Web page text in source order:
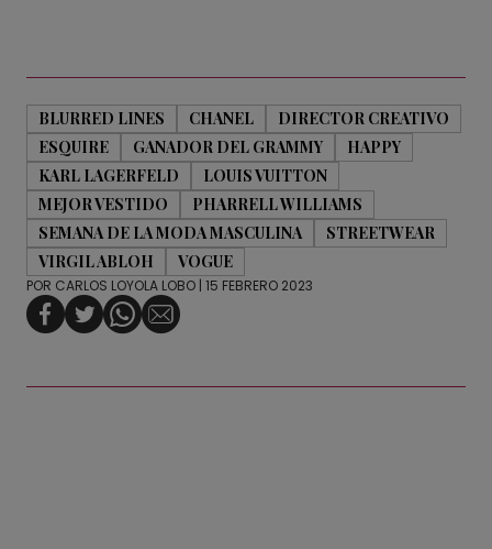
BLURRED LINES CHANEL
DIRECTOR CREATIVO
ESQUIRE
GANADOR DEL GRAMMY
HAPPY
KARL LAGERFELD
LOUIS VUITTON
MEJOR VESTIDO
PHARRELL WILLIAMS
SEMANA DE LA MODA MASCULINA
STREETWEAR
VIRGIL ABLOH
VOGUE
POR CARLOS LOYOLA LOBO | 15 FEBRERO 2023